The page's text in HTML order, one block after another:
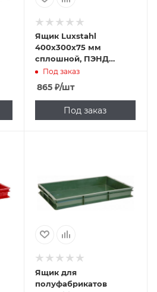
Ящик Luxstahl
400х300х75 мм
сплошной, ПЭНД
[700.03.02 ГД]
Под заказ
865₽/шт
Под заказ
Ящик для
полуфабрикатов